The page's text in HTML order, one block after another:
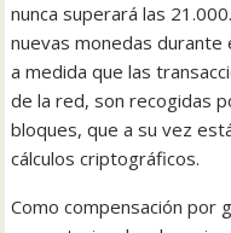
nunca superará las
nuevas monedas durante
a medida que las
de la red, son recogidas
bloques, que a su vez
cálculos criptográficos.
Como compensación por